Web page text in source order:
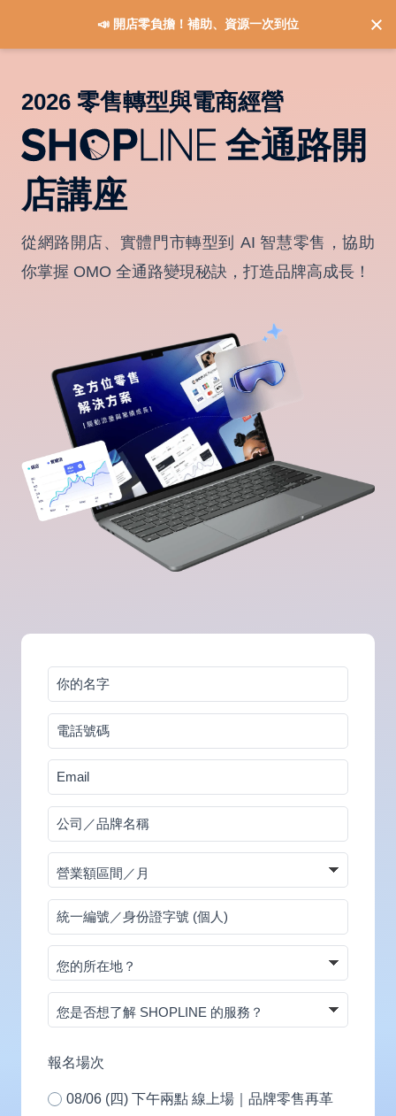
📣 開店零負擔！補助、資源一次到位
2026 零售轉型與電商經營
全通路開
店講座
從網路開店、實體門市轉型到 AI 智慧零售，協助
你掌握 OMO 全通路變現秘訣，打造品牌高成長！
你
的
名
字
電
話
號
碼
Email
公
司
／
品
牌
名
稱
營
業
額
區
間
／
月
統
一
編
號
／
份
證
您
的
所
在
地？
您
是
了
報名場次
08/06 (四) 下午兩點 線上場｜品牌零售再革